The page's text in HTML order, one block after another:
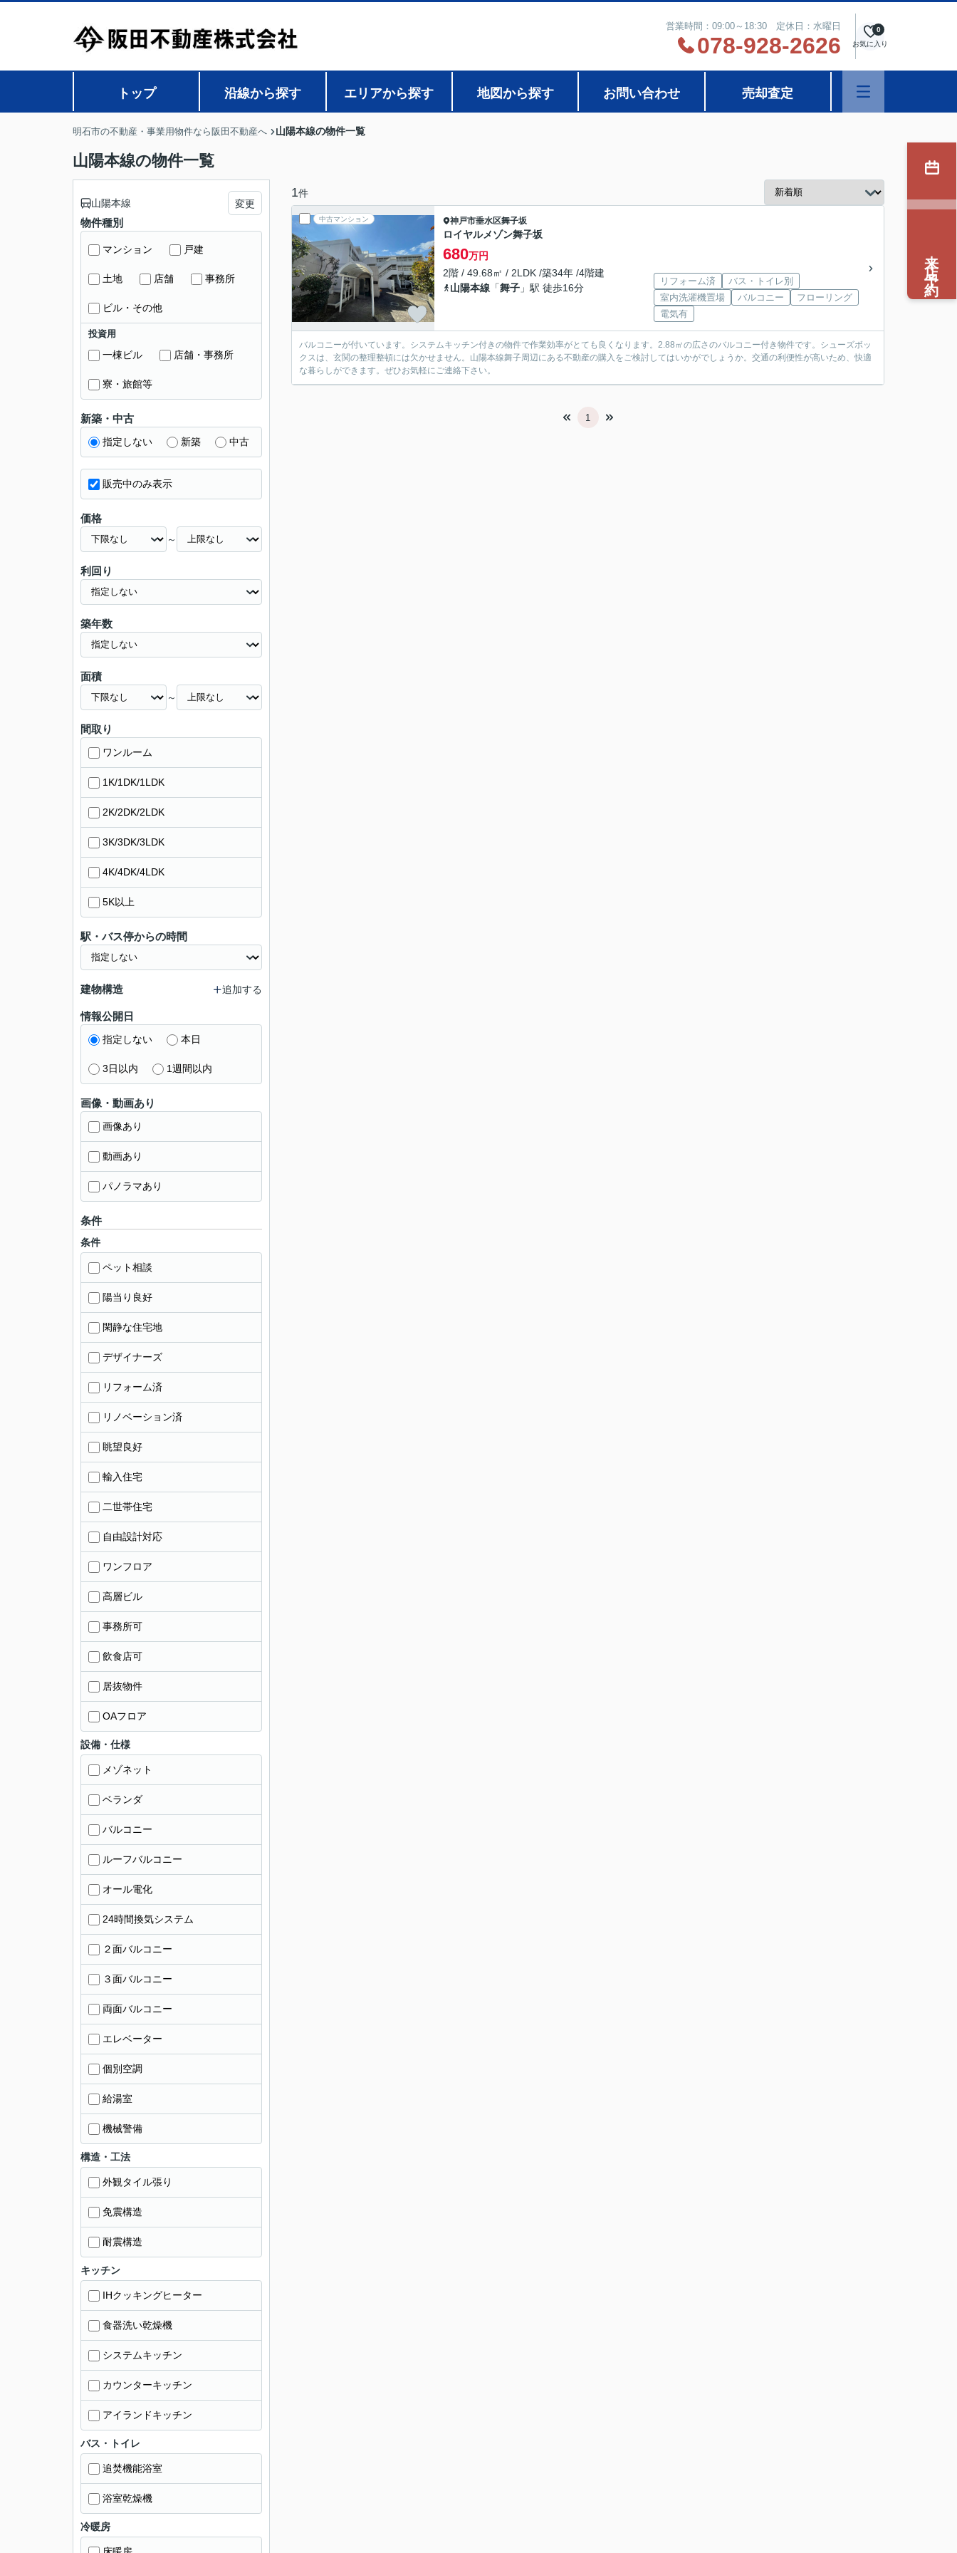
営業時間：09:00～18:30 定休日：水曜日
078-928-2626 お気に入り
0
トップ 沿線から探す エリアから探す 地図から探す お問い合わせ 売却査定
明石市の不動産・事業用物件なら阪田不動産へ 山陽本線の物件一覧
山陽本線の物件一覧
1件
中古マンション 神戸市垂水区舞子坂
ロイヤルメゾン舞子坂
680万円
2階 / 49.68㎡ / 2LDK /築34年 /4階建
山陽本線 「舞子 」駅 徒歩16分
リフォーム済
バス・トイレ別
室内洗濯機置場
バルコニー
フローリング
電気有
バルコニーが付いています。システムキッチン付きの物件で作業効率がとても良くなります。2.88㎡の広さのバルコニー付き物件です。シューズボッ
クスは、玄関の整理整頓には欠かせません。山陽本線舞子周辺にある不動産の購入をご検討してはいかがでしょうか。交通の利便性が高いため、快適
な暮らしができます。ぜひお気軽にご連絡下さい。
1
山陽本線 変更
物件種別
マンション 戸建
土地 店舗 事務所
ビル・その他
投資用
一棟ビル 店舗・事務所
寮・旅館等
新築・中古
指定しない 新築 中古
販売中のみ表示
価格
～
利回り
築年数
面積
～
間取り
ワンルーム
1K/1DK/1LDK
2K/2DK/2LDK
3K/3DK/3LDK
4K/4DK/4LDK
5K以上
駅・バス停からの時間
建物構造 追加する
情報公開日
指定しない 本日
3日以内 1週間以内
画像・動画あり
画像あり
動画あり
パノラマあり
条件
条件
ペット相談
陽当り良好
閑静な住宅地
デザイナーズ
リフォーム済
リノベーション済
眺望良好
輸入住宅
二世帯住宅
自由設計対応
ワンフロア
高層ビル
事務所可
飲食店可
居抜物件
OAフロア
設備・仕様
メゾネット
ベランダ
バルコニー
ルーフバルコニー
オール電化
24時間換気システム
２面バルコニー
３面バルコニー
両面バルコニー
エレベーター
個別空調
給湯室
機械警備
構造・工法
外観タイル張り
免震構造
耐震構造
キッチン
IHクッキングヒーター
食器洗い乾燥機
システムキッチン
カウンターキッチン
アイランドキッチン
バス・トイレ
追焚機能浴室
浴室乾燥機
冷暖房
来店予約